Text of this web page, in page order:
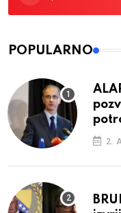
POPULARNO
2.